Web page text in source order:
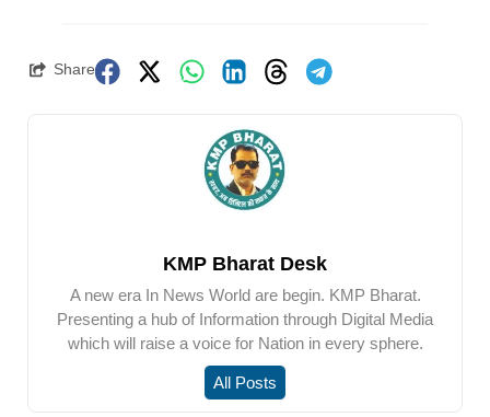
Share
KMP Bharat Desk
A new era In News World are begin. KMP Bharat.
Presenting a hub of Information through Digital Media
which will raise a voice for Nation in every sphere.
All Posts